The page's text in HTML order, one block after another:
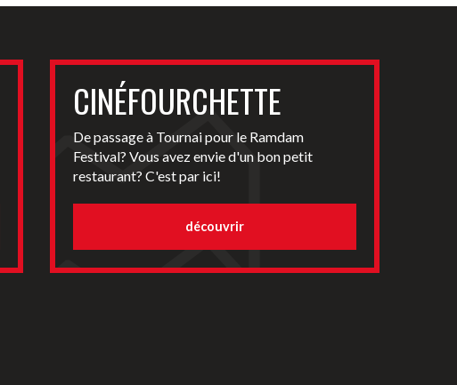
CINÉFOURCHETTE
De passage à Tournai pour le Ramdam
Festival? Vous avez envie d'un bon petit
restaurant? C'est par ici!
découvrir